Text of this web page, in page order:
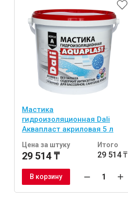
Мастика
гидроизоляционная Dali
Аквапласт акриловая 5 л
Цена за штуку
29 514 ₸
Итого
29 514 ₸
В корзину